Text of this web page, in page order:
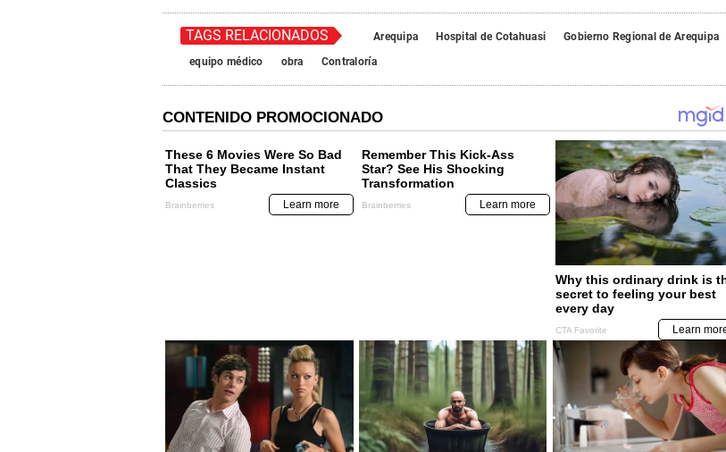
TAGS RELACIONADOS Arequipa Hospital de Cotahuasi
Gobierno Regional de Arequipa
equipo médico
obra Contraloría